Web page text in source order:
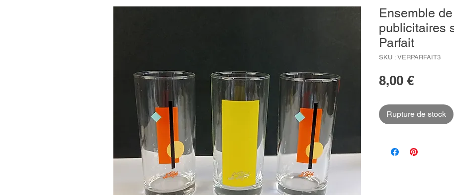
Ensemble
publicitaires
Parfait
SKU : VERPARFAIT3
8,00 €Prix
Rupture de stock